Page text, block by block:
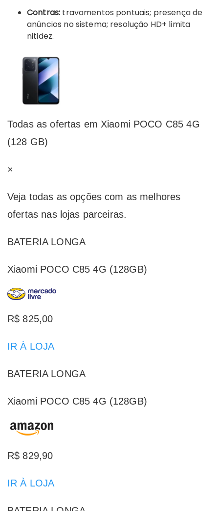
Contras: travamentos pontuais; presença de
anúncios no sistema; resolução HD+ limita
nitidez.
Todas as ofertas em Xiaomi POCO C85 4G
(128 GB)
×
Veja todas as opções com as melhores
ofertas nas lojas parceiras.
BATERIA LONGA
Xiaomi POCO C85 4G (128GB)
R$ 825,00
IR À LOJA
BATERIA LONGA
Xiaomi POCO C85 4G (128GB)
R$ 829,90
IR À LOJA